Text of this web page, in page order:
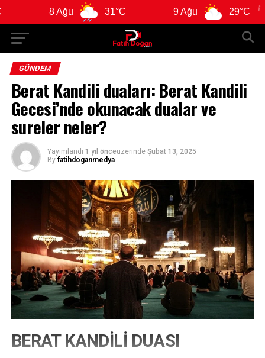
31°C 29°C
GÜNDEM
Berat Kandili duaları: Berat Kandili
Gecesi’nde okunacak dualar ve
sureler neler?
Yayımlandı 1 yıl önceüzerinde Şubat 13, 2025
By fatihdoganmedya
BERAT KANDİLİ DUASI